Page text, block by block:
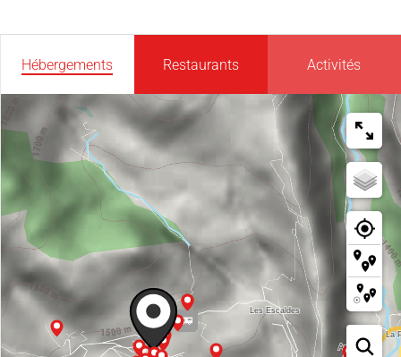
Hébergements Restaurants Activités